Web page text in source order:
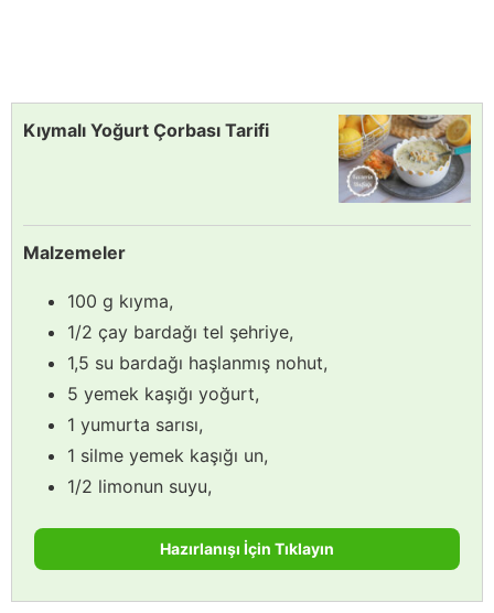
Kıymalı Yoğurt Çorbası Tarifi
Malzemeler
100 g kıyma,
1/2 çay bardağı tel şehriye,
1,5 su bardağı haşlanmış nohut,
5 yemek kaşığı yoğurt,
1 yumurta sarısı,
1 silme yemek kaşığı un,
1/2 limonun suyu,
Hazırlanışı İçin Tıklayın